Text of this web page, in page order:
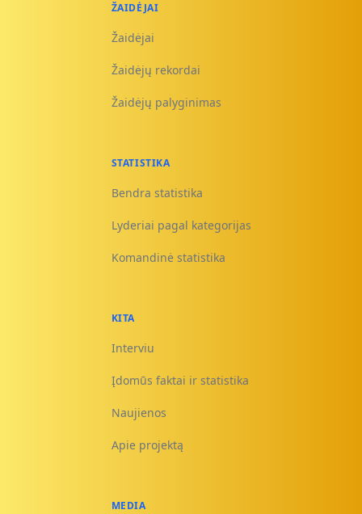
ŽAIDĖJAI
Žaidėjai
Žaidėjų rekordai
Žaidėjų palyginimas
STATISTIKA
Bendra statistika
Lyderiai pagal kategorijas
Komandinė statistika
KITA
Interviu
Įdomūs faktai ir statistika
Naujienos
Apie projektą
MEDIA